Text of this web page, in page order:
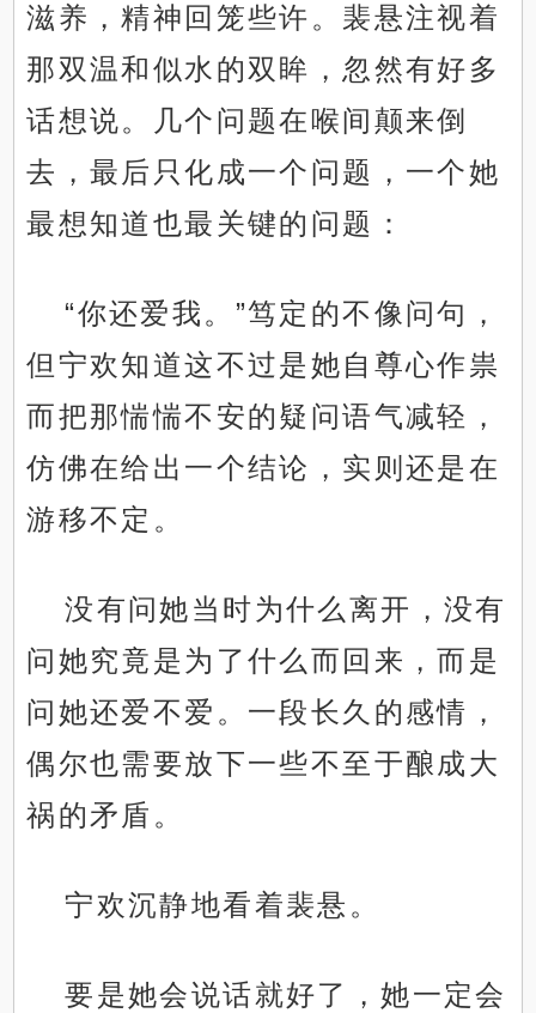
滋养，精神回笼些许。裴悬注视着
那双温和似水的双眸，忽然有好多
话想说。几个问题在喉间颠来倒
去，最后只化成一个问题，一个她
最想知道也最关键的问题：
“你还爱我。”笃定的不像问句，
但宁欢知道这不过是她自尊心作祟
而把那惴惴不安的疑问语气减轻，
仿佛在给出一个结论，实则还是在
游移不定。
没有问她当时为什么离开，没有
问她究竟是为了什么而回来，而是
问她还爱不爱。一段长久的感情，
偶尔也需要放下一些不至于酿成大
祸的矛盾。
宁欢沉静地看着裴悬。
要是她会说话就好了，她一定会